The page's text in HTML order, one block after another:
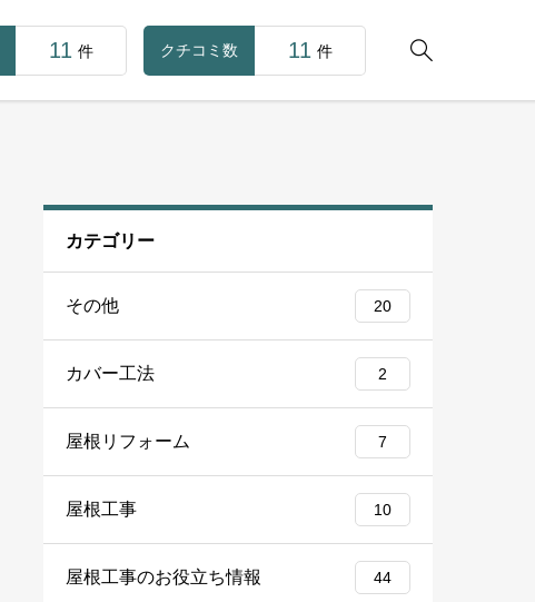

11 件 クチコミ数 11 件
カテゴリー
その他 20
カバー工法 2
屋根リフォーム 7
屋根工事 10
屋根工事のお役立ち情報 44